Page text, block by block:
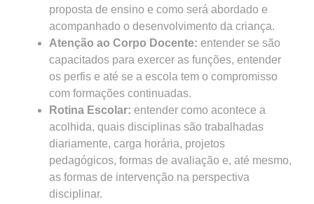
proposta de ensino e como será abordado e
acompanhado o desenvolvimento da criança.
Atenção ao Corpo Docente: entender se são
capacitados para exercer as funções, entender
os perfis e até se a escola tem o compromisso
com formações continuadas.
Rotina Escolar: entender como acontece a
acolhida, quais disciplinas são trabalhadas
diariamente, carga horária, projetos
pedagógicos, formas de avaliação e, até mesmo,
as formas de intervenção na perspectiva
disciplinar.